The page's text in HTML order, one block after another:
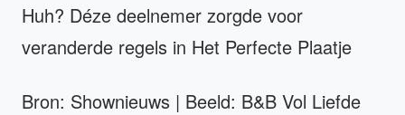
Huh? Déze deelnemer zorgde voor
veranderde regels in Het Perfecte Plaatje
Bron: Shownieuws | Beeld: B&B Vol Liefde